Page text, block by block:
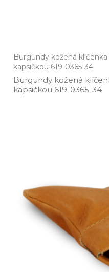
Burgundy kožená
kapsičkou 619-0365-34
Burgundy kožená
kapsičkou 619­-0365­-34